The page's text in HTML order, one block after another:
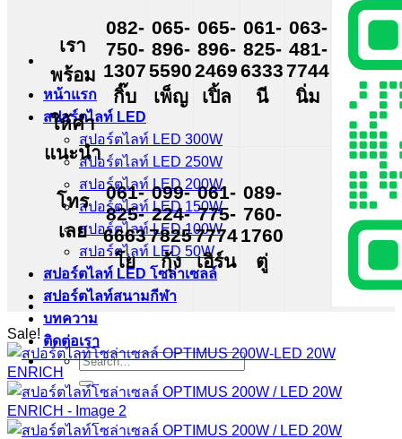
หน้าแรก
สปอร์ตไลท์ LED
สปอร์ตไลท์ LED 300W
สปอร์ตไลท์ LED 250W
สปอร์ตไลท์ LED 200W
สปอร์ตไลท์ LED 150W
สปอร์ตไลท์ LED 100W
สปอร์ตไลท์ LED 50W
สปอร์ตไลท์ LED โซล่าเซลล์
สปอร์ตไลท์สนามกีฬา
บทความ
ติดต่อเรา
Search
for:
เรา
พร้อม
ให้คำ
แนะนำ
โทร
เลย
082-
750-
1307
กิ๊บ
065-
896-
5590
เพ็ญ
065-
896-
2469
เปิ้ล
061-
825-
6333
นี
063-
481-
7744
นิ่ม
061-
825-
6663
โย
099-
224-
7825
กุ้ง
061-
775-
7774
เอิร์น
089-
760-
1760
ตู่
Sale!